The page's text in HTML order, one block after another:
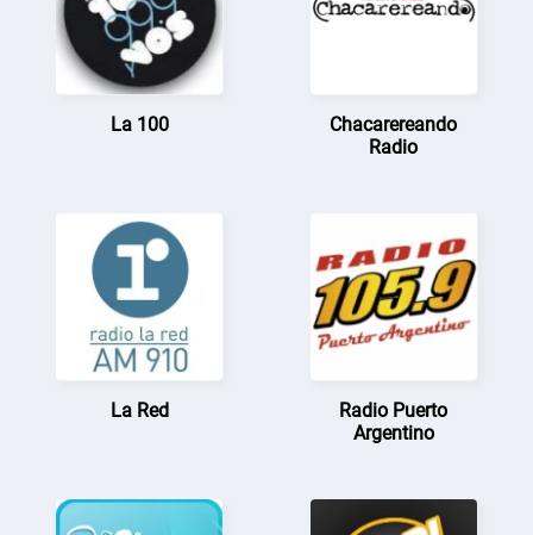
La 100
Chacarereando
Radio
La Red
Radio Puerto
Argentino